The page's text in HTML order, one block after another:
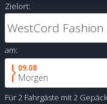
Zielort:
am:
09.08
Morgen
Für2 Fahrgäste mit2